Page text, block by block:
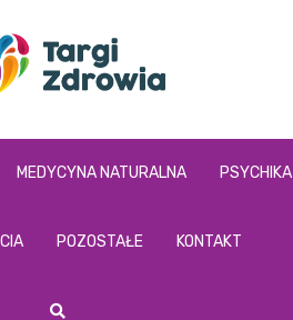
MEDYCYNA NATURALNA PSYCHIKA
POZOSTAŁE KONTAKT